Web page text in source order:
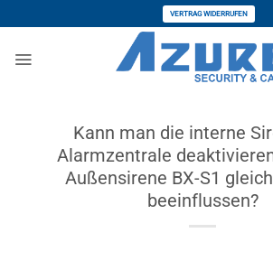
Inhalt
VERTRAG WIDERRUFEN
Kann man die interne
Alarmzentrale
Außensirene BX-S1
beeinflussen?